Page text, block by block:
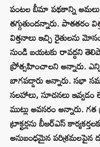
పంటల బీమా పథకాన్ని అమలు
తగ్గుతుందన్నారు. పాతతరం
విత్తనాలు ఇచ్చి రైతులను
నుండి బయటకు రావద్దని
ప్రోత్సహించాలని అన్నారు.
బాగపడ్డారు అన్నారు. సభా
సలహాలు, సూచనలు ఇవ్వడం
ముట్లు అవసరం అన్నారు.
ట్రాక్టర్లను బీఆర్ఎస్
అనుబంధమైన పరిశ్రమలపైన